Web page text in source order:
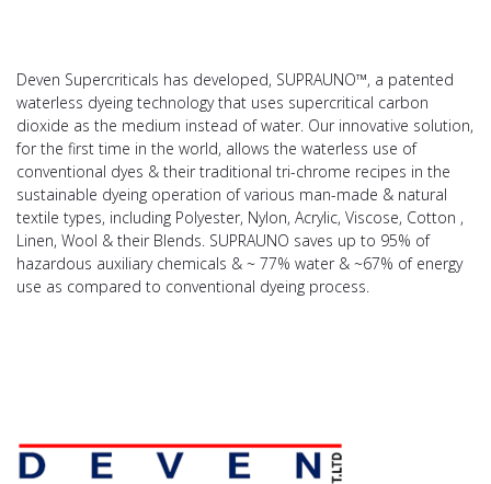
Deven Supercriticals has developed, SUPRAUNO™, a patented
waterless dyeing technology that uses supercritical carbon
dioxide as the medium instead of water. Our innovative solution,
for the first time in the world, allows the waterless use of
conventional dyes & their traditional tri-chrome recipes in the
sustainable dyeing operation of various man-made & natural
textile types, including Polyester, Nylon, Acrylic, Viscose, Cotton ,
Linen, Wool & their Blends. SUPRAUNO saves up to 95% of
hazardous auxiliary chemicals & ~ 77% water & ~67% of energy
use as compared to conventional dyeing process.